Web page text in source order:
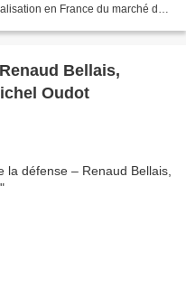
en France du marché du
Bellais,
Oudot